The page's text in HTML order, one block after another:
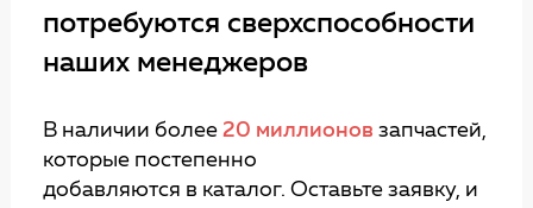
потребуются сверхспособности
наших менеджеров
В наличии более 20 миллионов запчастей,
которые постепенно
добавляются в каталог. Оставьте заявку, и